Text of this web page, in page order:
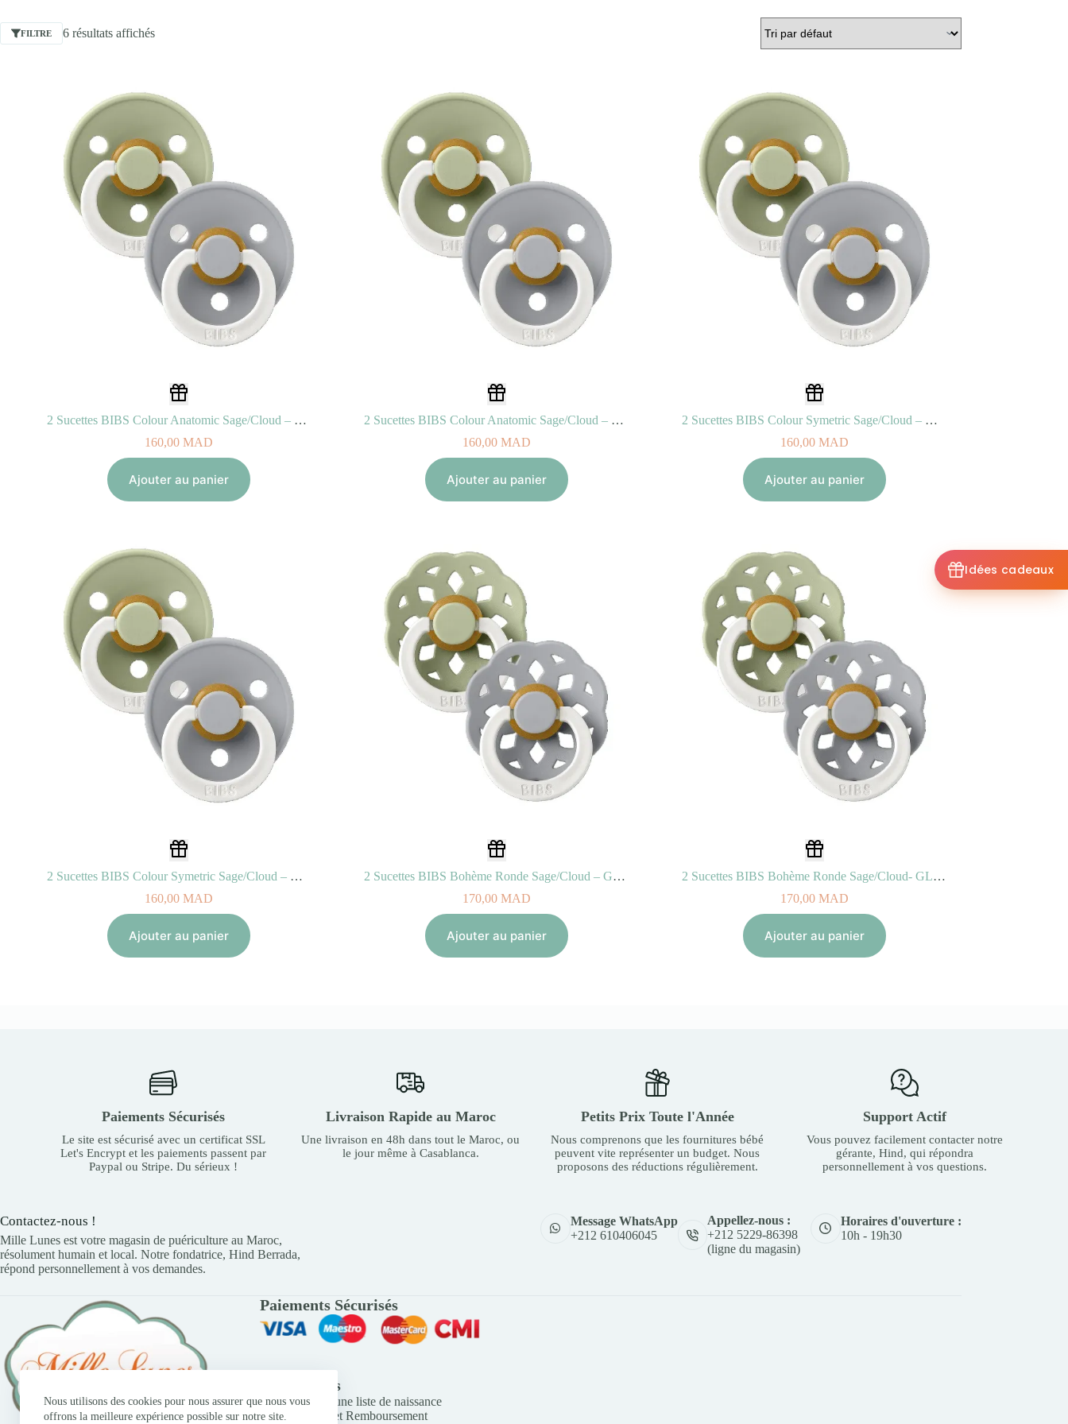
Nous utilisons des cookies pour nous assurer que nous vous
offrons la meilleure expérience possible sur notre site.
FILTRE 6 résultats affichés
2 Sucettes BIBS Colour Anatomic Sage/Cloud – GLOW (0-6mois)
160,00MAD
Ajouter au panier
2 Sucettes BIBS Colour Anatomic Sage/Cloud – GLOW (6-18mois)
160,00MAD
Ajouter au panier
2 Sucettes BIBS Colour Symetric Sage/Cloud – GLOW (0-6mois)
160,00MAD
Ajouter au panier
2 Sucettes BIBS Colour Symetric Sage/Cloud – GLOW (6-18mois)
160,00MAD
Ajouter au panier
2 Sucettes BIBS Bohème Ronde Sage/Cloud – GLOW (0-6mois)
170,00MAD
Ajouter au panier
2 Sucettes BIBS Bohème Ronde Sage/Cloud- GLOW (6-18mois)
170,00MAD
Ajouter au panier
Paiements Sécurisés
Le site est sécurisé avec un certificat SSL
Let's Encrypt et les paiements passent par
Paypal ou Stripe. Du sérieux !
Livraison Rapide au Maroc
Une livraison en 48h dans tout le Maroc, ou
le jour même à Casablanca.
Petits Prix Toute l'Année
Nous comprenons que les fournitures bébé
peuvent vite représenter un budget. Nous
proposons des réductions régulièrement.
Support Actif
Vous pouvez facilement contacter notre
gérante, Hind, qui répondra
personnellement à vos questions.
Contactez-nous !
Mille Lunes est votre magasin de puériculture au Maroc,
résolument humain et local. Notre fondatrice, Hind Berrada,
répond personnellement à vos demandes.
Message WhatsApp
+212 610406045
Appellez-nous :
+212 5229-86398
(ligne du magasin)
Horaires d'ouverture :
10h - 19h30
Paiements Sécurisés
Liens Utiles
Trouver une liste de naissance
Retours et Remboursement
Idées cadeaux